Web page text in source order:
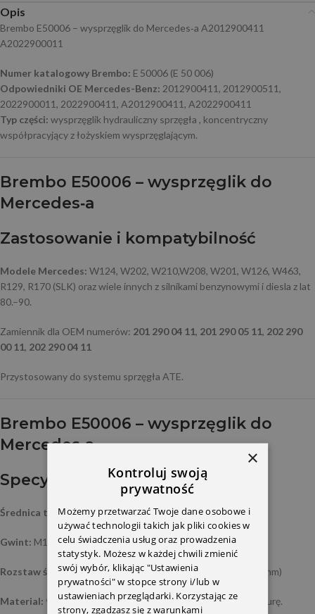
Opis
Brembo E50006 – wysprzęglik do Mercedes‑a A2012900411
A2022900011
Numer katalogowy Brembo: E 50006 (E 50 006)
Odpowiedniki OE Mercedes-Benz: 2012900411, 2012900511,
2022900011, 2022900411, A2012900411, A2022900411
Typ części: wysprzęglik hydrauliczny sprzęgła , koncentryczny
współpracyjący z łożyskiem wysprzęglającym.
Brembo E50006 – wysprzęglik do
Mercedes‑a
Zastosowanie i kompatybilność
Modele Mercedes: W124, W202, W210,W208, W201, W126, W463,
R129, R170 (SLK) oraz wiele innych z silnikami benzynowymi i diesla z lat
80.–90.
Zamiennik dla OEM numerów: 201 290 04 11, 201 290 05 11, 202 290
00 11, 202 290 04 11
Przystosowany do systemu sprzęgła ATE.
Brembo E50006 – wysprzęglik do
Mercedes‑a
Specyfikacja techniczna
Średnica tłoka:23,81 mm
Gwint: M12 × 1
Rozstaw śrub mocujących:ok. 58,6 mm (różne modele: 57,2 mm)
Material: 🔩 żeliwo – trwałe, odporne na ciśnienie i temperaturę.
×
Kontroluj swoją
prywatność
Możemy przetwarzać Twoje dane osobowe i
używać technologii takich jak pliki cookies w
celu świadczenia usług oraz prowadzenia
statystyk. Możesz w każdej chwili zmienić
swój wybór, klikając "Ustawienia
prywatności" w stopce strony i/lub w
ustawieniach przeglądarki. Korzystając ze
strony, zgadzasz się z warunkami